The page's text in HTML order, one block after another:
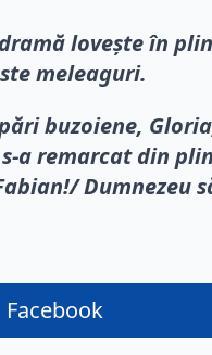
lovește în
meleaguri.
buzoiene,
a remarcat din
Dumnezeu
Facebook